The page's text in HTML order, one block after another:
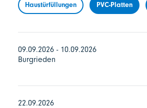
Haustürfüllungen PVC-Platten
09.09.2026 - 10.09.2026
Burgrieden
22.09.2026